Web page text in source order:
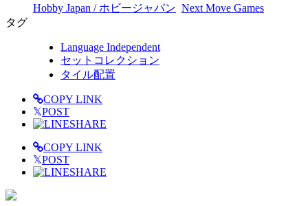
Hobby Japan / ホビージャパン Next Move Games
タグ
Language Independent
セットコレクション
タイル配置
COPY LINK
𝕏POST
SHARE
COPY LINK
𝕏POST
SHARE